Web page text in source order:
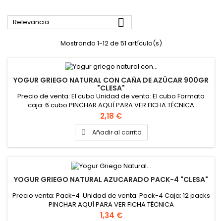
Relevancia 
Mostrando 1-12 de 51 artículo(s)
YOGUR GRIEGO NATURAL CON CAÑA DE AZÚCAR 900GR
"CLESA"
Precio de venta: El cubo Unidad de venta: El cubo Formato
caja: 6 cubo PINCHAR AQUÍ PARA VER FICHA TÉCNICA
Precio
2,18 €
 Añadir al carrito
YOGUR GRIEGO NATURAL AZUCARADO PACK-4 "CLESA"
Precio venta: Pack-4 Unidad de venta: Pack-4 Caja: 12 packs
PINCHAR AQUÍ PARA VER FICHA TÉCNICA
Precio
1,34 €